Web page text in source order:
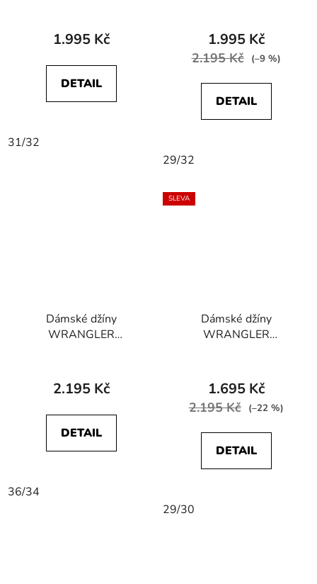
STRETCH Soft Nights
1.995 Kč
DETAIL
31/32
Future Black
1.995 Kč
2.195 Kč (–9 %)
DETAIL
29/32
Dámské džíny
WRANGLER
Future Black
2.195 Kč
DETAIL
36/34
SLEVA
Dámské džíny
WRANGLER
1.695 Kč
2.195 Kč (–22 %)
DETAIL
29/30